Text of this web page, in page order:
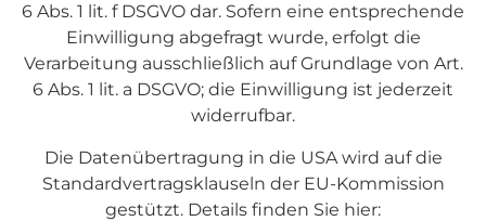
6 Abs. 1 lit. f DSGVO dar. Sofern eine entsprechende
Einwilligung abgefragt wurde, erfolgt die
Verarbeitung ausschließlich auf Grundlage von Art.
6 Abs. 1 lit. a DSGVO; die Einwilligung ist jederzeit
widerrufbar.
Die Datenübertragung in die USA wird auf die
Standardvertragsklauseln der EU-Kommission
gestützt. Details finden Sie hier: